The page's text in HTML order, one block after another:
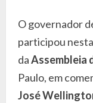
O governador
participou
daAssembleia
Paulo, em
José